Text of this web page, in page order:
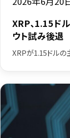
XRP、1.15ド
ウト試み後退
XRPが1.15ドルの